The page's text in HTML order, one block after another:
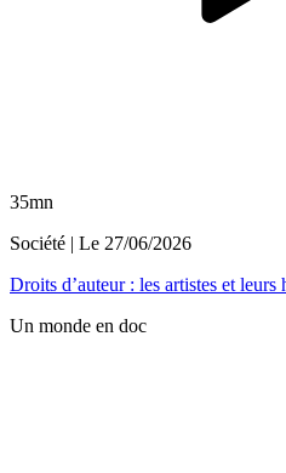
35mn
Société | Le 27/06/2026
Droits d’auteur : les artistes et
Un monde en doc